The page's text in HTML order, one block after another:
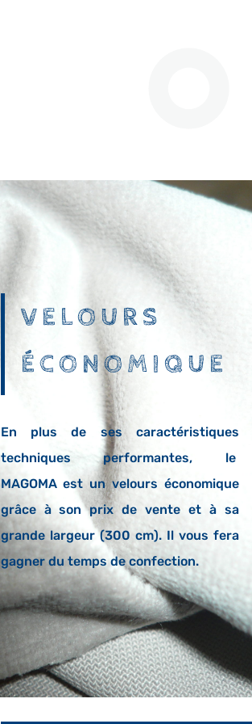
VELOURS
ÉCONOMIQUE
En plus de ses caractéristiques
techniques performantes, le
MAGOMA est un velours économique
grâce à son prix de vente et à sa
grande largeur (300 cm). Il vous fera
gagner du temps de confection.